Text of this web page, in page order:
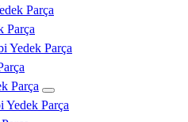
Parça
Parça
Yedek Parça
Parça
Parça